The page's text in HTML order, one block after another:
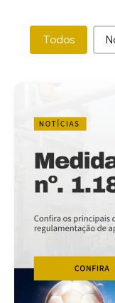
Categorias
Todos